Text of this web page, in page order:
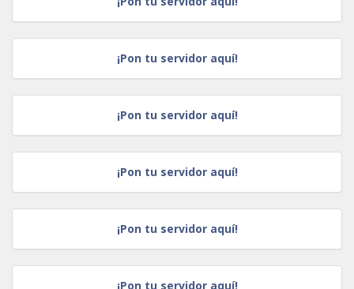
¡Pon tu servidor aquí!
¡Pon tu servidor aquí!
¡Pon tu servidor aquí!
¡Pon tu servidor aquí!
¡Pon tu servidor aquí!